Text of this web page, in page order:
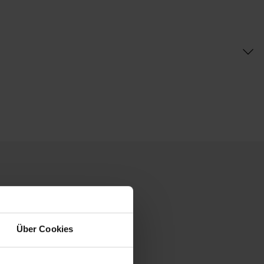
Über Cookies